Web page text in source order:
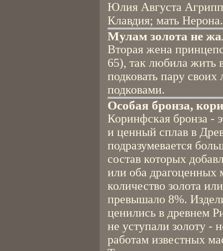
Юлия Августа
Клавдия; мать Нерона.
Мулам золота не
Вторая жена
65), так любила жить
подковать пару
подковами.
Особая бронза,
Коринфская бронза -
и ценный сплав в
подразумевается
состав которых
или оба драгоценных
количество золота
превышало 8%.
ценились в древнем
не уступали золоту -
работам известных